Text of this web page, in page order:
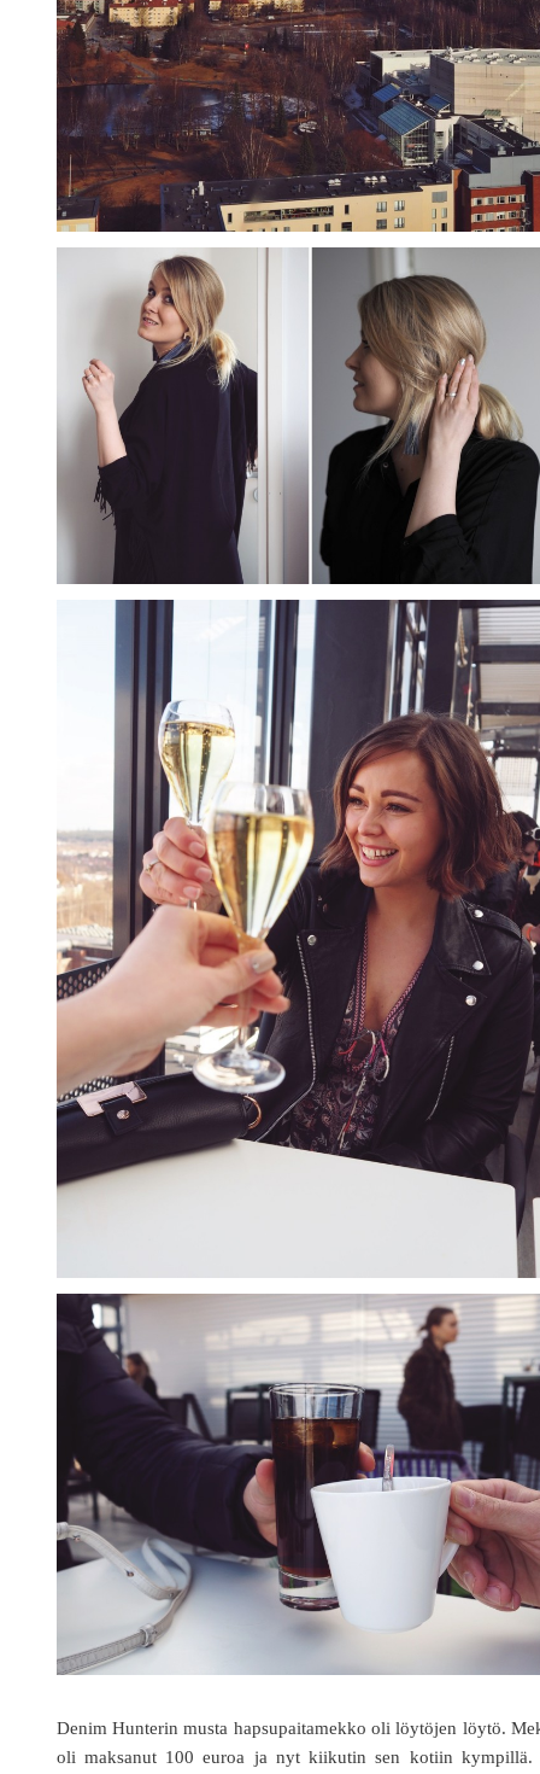
Denim Hunterin musta hapsupaitamekko oli löytöjen löytö.
oli maksanut 100 euroa ja nyt kiikutin sen kotiin kympillä.